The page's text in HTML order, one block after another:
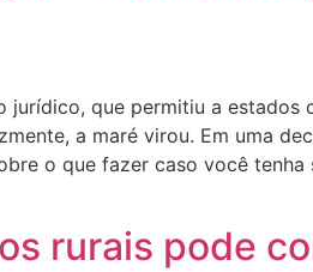
jurídico, que permitiu a estados
a maré virou. Em uma
o que fazer caso você
rurais pode